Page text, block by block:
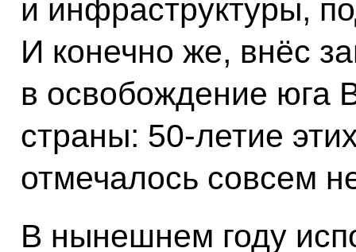
и инфраструктуры,
И конечно же, внёс
в освобождение юга
страны: 50-летие
отмечалось совсем
В нынешнем году